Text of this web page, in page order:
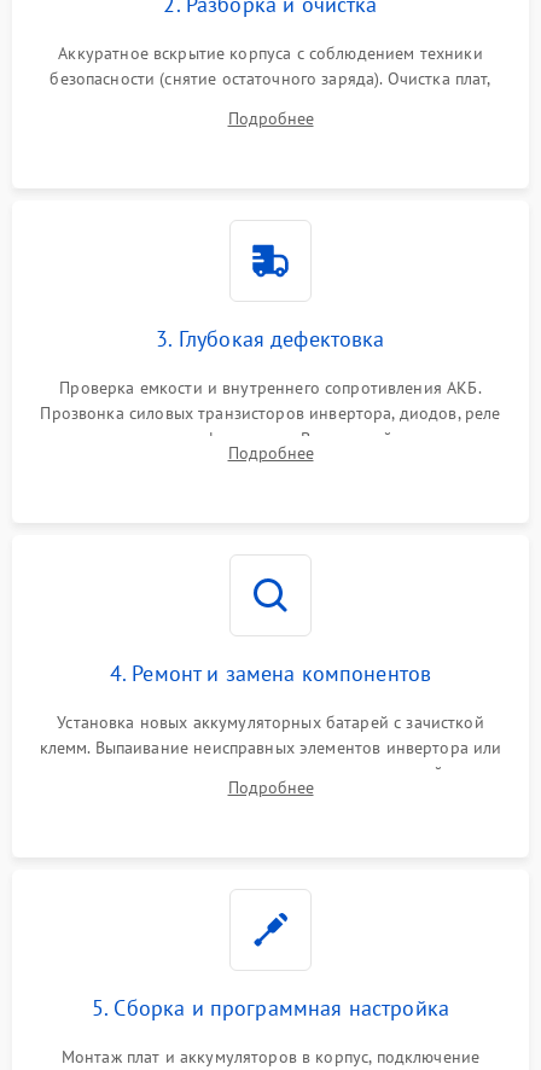
Аккуратное вскрытие корпуса с соблюдением техники
безопасности (снятие остаточного заряда). Очистка плат,
и кистей для предотвращения перегрева и замыканий.
Подробнее
3. Глубокая дефектовка
Проверка емкости и внутреннего сопротивления АКБ.
Прозвонка силовых транзисторов инвертора, диодов, реле
переключения и трансформатора. Визуальный поиск вздутых
конденсаторов и прогаров на печатной плате.
Подробнее
4. Ремонт и замена компонентов
Установка новых аккумуляторных батарей с зачисткой
клемм. Выпаивание неисправных элементов инвертора или
цепи зарядки и монтаж новых радиодеталей.
Восстановление поврежденных токоведущих дорожек и
Подробнее
5. Сборка и программная настройка
Монтаж плат и аккумуляторов в корпус, подключение